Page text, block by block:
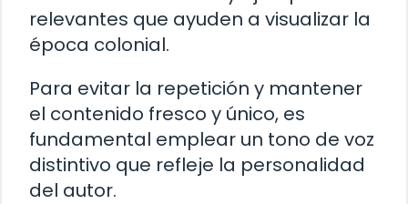
relevantes que ayuden a visualizar la
época colonial.
Para evitar la repetición y mantener
el contenido fresco y único, es
fundamental emplear un tono de voz
distintivo que refleje la personalidad
del autor.